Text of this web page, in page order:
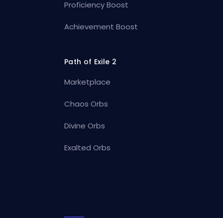
Proficiency Boost
Achievement Boost
Path of Exile 2
Marketplace
Chaos Orbs
Divine Orbs
Exalted Orbs